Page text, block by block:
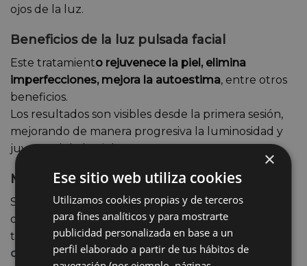
ojos de la luz.
Beneficios de la luz pulsada facial
Este tratamiento rejuvenece la piel, elimina
imperfecciones, mejora la autoestima, entre otros
beneficios.
Los resultados son visibles desde la primera sesión,
mejorando de manera progresiva la luminosidad y
juventud de la piel.
Medicina estética en Don Benito
Si deseas lograr una piel más juvenil y deshacerte
de las manchas, te invitamos a conocer nuestros
tratamientos de rejuvenecimiento facial en nuestra
clínica de medicina estética en don benito.
×
Ese sitio web utiliza cookies
Utilizamos cookies propias y de terceros
para fines analíticos y para mostrarte
publicidad personalizada en base a un
perfil elaborado a partir de tus hábitos de